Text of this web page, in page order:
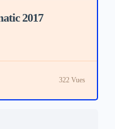
2017
322 Vues